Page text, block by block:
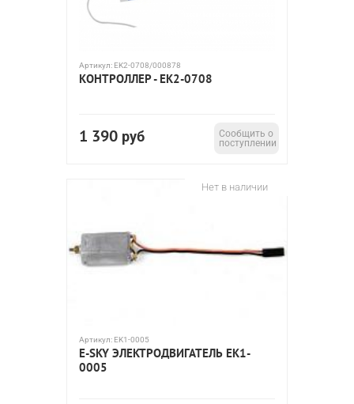
Артикул: EK2-0708/000878
КОНТРОЛЛЕР - EK2-0708
1 390 руб
Сообщить о
поступлении
Нет в наличии
Артикул: EK1-0005
E-SKY ЭЛЕКТРОДВИГАТЕЛЬ EK1-
0005